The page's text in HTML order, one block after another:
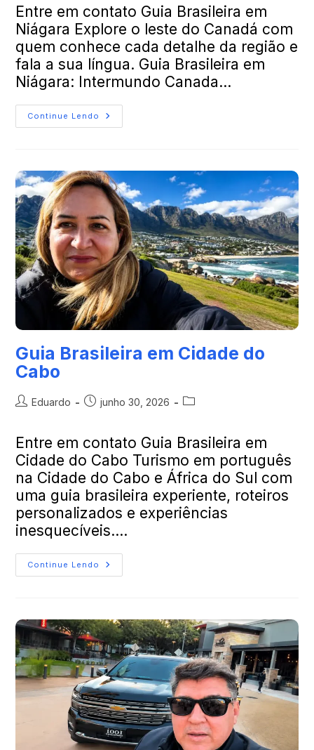
Entre em contato Guia Brasileira em
Niágara Explore o leste do Canadá com
quem conhece cada detalhe da região e
fala a sua língua. Guia Brasileira em
Niágara: Intermundo Canada…
Continue Lendo
Guia Brasileira em Cidade do
Cabo
Eduardo junho 30, 2026
Entre em contato Guia Brasileira em
Cidade do Cabo Turismo em português
na Cidade do Cabo e África do Sul com
uma guia brasileira experiente, roteiros
personalizados e experiências
inesquecíveis.…
Continue Lendo